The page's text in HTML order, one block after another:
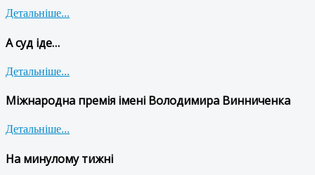
Детальніше...
А суд іде…
Детальніше...
Міжнародна премія імені Володимира Винниченка
Детальніше...
На минулому тижні